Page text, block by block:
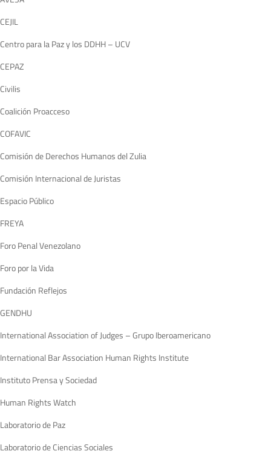
CEJIL
Centro para la Paz y los DDHH – UCV
CEPAZ
Civilis
Coalición Proacceso
COFAVIC
Comisión de Derechos Humanos del Zulia
Comisión Internacional de Juristas
Espacio Público
FREYA
Foro Penal Venezolano
Foro por la Vida
Fundación Reflejos
GENDHU
International Association of Judges – Grupo Iberoamericano
International Bar Association Human Rights Institute
Instituto Prensa y Sociedad
Human Rights Watch
Laboratorio de Paz
Laboratorio de Ciencias Sociales